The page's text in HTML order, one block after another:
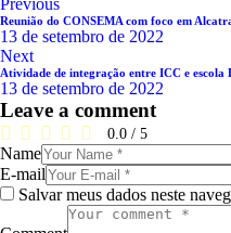
Previous
Reunião do CONSEMA com foco em
13 de setembro de 2022
Next
Atividade de integração entre ICC e escola
13 de setembro de 2022
Leave a comment
0.0 / 5
Name
E-mail
Salvar meus dados neste